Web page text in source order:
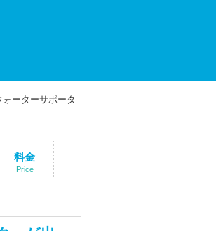
料金
Price